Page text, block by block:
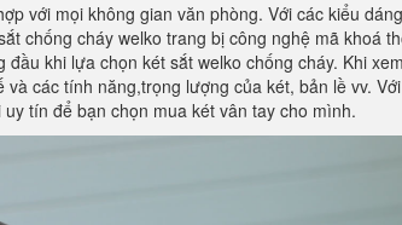
với mọi không gian văn phòng. Với các kiểu
chống cháy welko trang bị công nghệ mã khoá
khi lựa chọn két sắt welko chống cháy. Khi
các tính năng,trọng lượng của két, bản lề vv.
tín để bạn chọn mua két vân tay cho mình.